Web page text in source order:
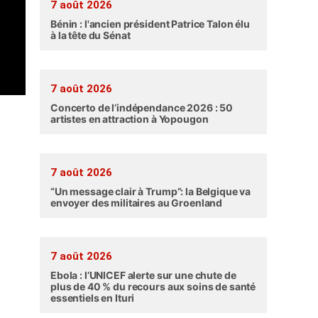
7 août 2026
Bénin : l'ancien président Patrice Talon élu
à la tête du Sénat
7 août 2026
Concerto de l’indépendance 2026 : 50
artistes en attraction à Yopougon
7 août 2026
“Un message clair à Trump”: la Belgique va
envoyer des militaires au Groenland
7 août 2026
Ebola : l’UNICEF alerte sur une chute de
plus de 40 % du recours aux soins de santé
essentiels en Ituri